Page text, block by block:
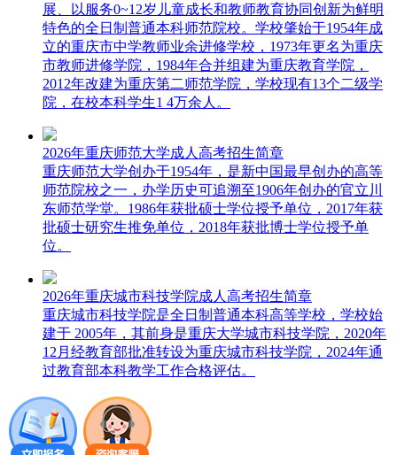
展、以服务0~12岁儿童成长和教师教育协同创新为鲜明
特色的全日制普通本科师范院校。学校肇始于1954年成
立的重庆市中学教师业余进修学校，1973年更名为重庆
市教师进修学院，1984年合并组建为重庆教育学院，
2012年改建为重庆第二师范学院，学校现有13个二级学
院，在校本科学生1 4万余人。
2026年重庆师范大学成人高考招生简章
重庆师范大学创办于1954年，是新中国最早创办的高等
师范院校之一，办学历史可追溯至1906年创办的官立川
东师范学堂。1986年获批硕士学位授予单位，2017年获
批硕士研究生推免单位，2018年获批博士学位授予单
位。
2026年重庆城市科技学院成人高考招生简章
重庆城市科技学院是全日制普通本科高等学校，学校始
建于 2005年，其前身是重庆大学城市科技学院，2020年
12月经教育部批准转设为重庆城市科技学院，2024年通
过教育部本科教学工作合格评估。